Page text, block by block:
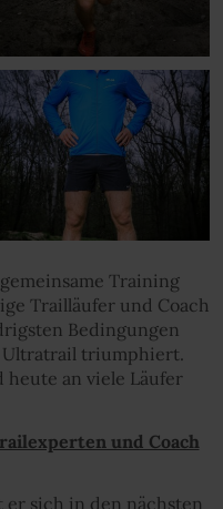
Training
Trailläufer und Coach
Bedingungen
Ultratrail triumphiert.
heute an viele Läufer
und Coach
sich in den nächsten